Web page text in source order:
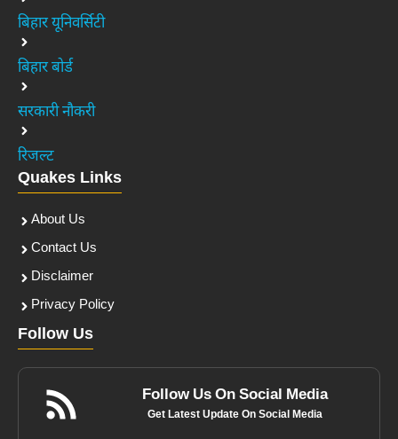
बिहार यूनिवर्सिटी
बिहार बोर्ड
सरकारी नौकरी
रिजल्ट
Quakes Links
About Us
Contact Us
Disclaimer
Privacy Policy
Follow Us
Follow Us On Social Media
Get Latest Update On Social Media